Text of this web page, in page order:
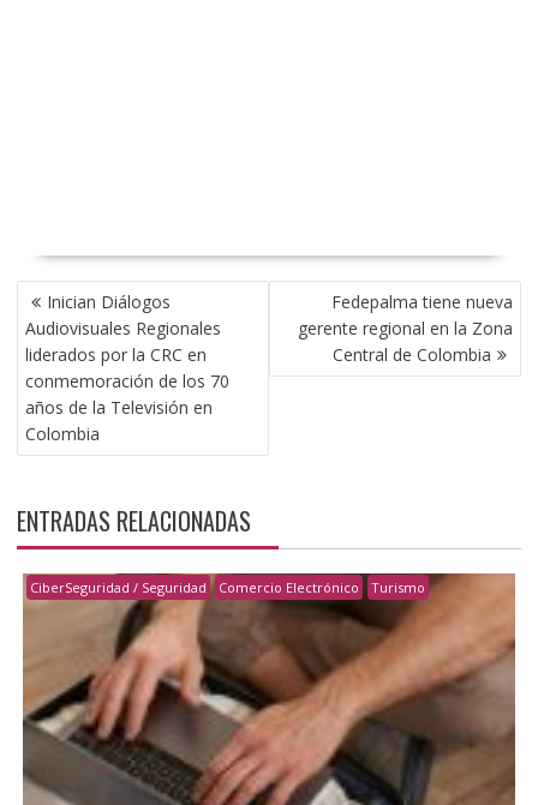
NAVEGACIÓN
DE
ENTRADAS
Inician Diálogos
Audiovisuales Regionales
liderados por la CRC en
conmemoración de los 70
años de la Televisión en
Colombia
Fedepalma tiene nueva
gerente regional en la Zona
Central de Colombia
ENTRADAS RELACIONADAS
CiberSeguridad / Seguridad Comercio Electrónico Turismo